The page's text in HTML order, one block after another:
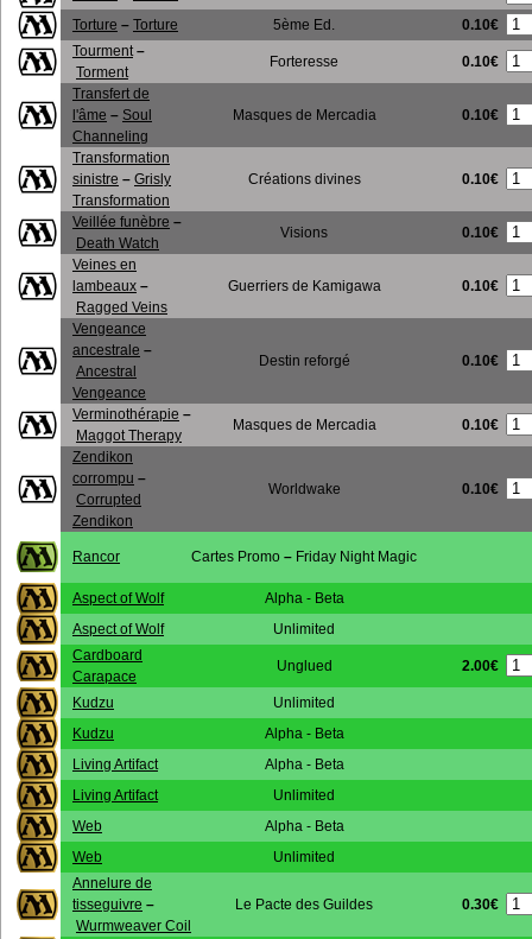
Torture – Torture 5ème Ed.
0.10€
Tourment –
Torment
Forteresse 0.10€
Transfert de
l'âme – Soul
Channeling
Masques de Mercadia 0.10€
Transformation
sinistre – Grisly
Transformation
Créations divines 0.10€
Veillée funèbre –
Death Watch
Visions 0.10€
Veines en
lambeaux –
Ragged Veins
Guerriers de Kamigawa 0.10€
Vengeance
ancestrale –
Ancestral
Vengeance
Destin reforgé 0.10€
Verminothérapie –
Maggot Therapy
Masques de Mercadia 0.10€
Zendikon
corrompu –
Corrupted
Zendikon
Worldwake 0.10€
Rancor Cartes Promo – Friday Night Magic
Aspect of Wolf Alpha - Beta
Aspect of Wolf
Unlimited
Cardboard
Carapace
Unglued 2.00€
Kudzu Unlimited
Kudzu Alpha - Beta
Living Artifact Alpha - Beta
Living Artifact Unlimited
Web Alpha - Beta
Web
Unlimited
Annelure de
tisseguivre –
Wurmweaver Coil
Le Pacte des Guildes 0.30€